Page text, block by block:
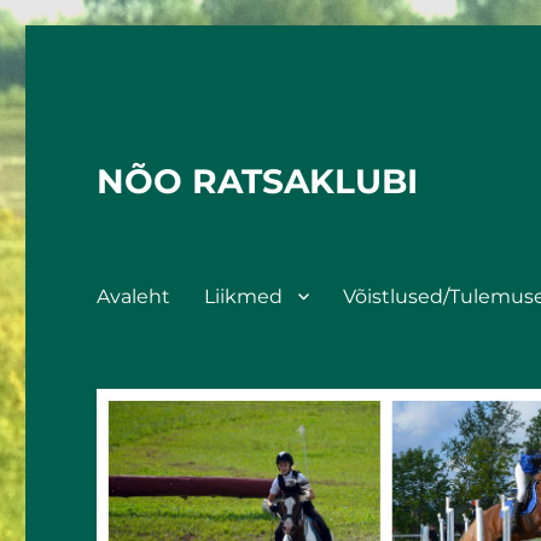
NÕO RATSAKLUBI
Avaleht Liikmed Võistlused/